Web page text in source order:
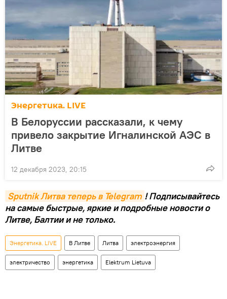
Энергетика. LIVE
В Белоруссии рассказали, к чему
привело закрытие Игналинской АЭС в
Литве
12 декабря 2023, 20:15
Sputnik Литва теперь в Telegram ! Подписывайтесь
на самые быстрые, яркие и подробные новости о
Литве, Балтии и не только.
Энергетика. LIVE В Литве Литва электроэнергия
электричество энергетика Elektrum Lietuva